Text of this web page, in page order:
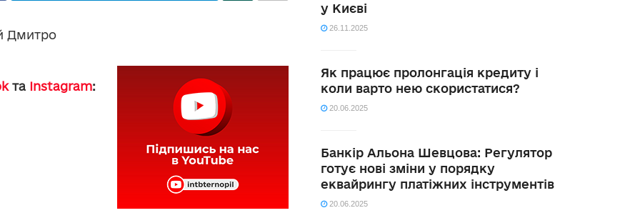
Дмитро
та Instagram:
у Києві
26.11.2025
Як працює пролонгація кредиту і
коли варто нею скористатися?
20.06.2025
Банкір Альона Шевцова: Регулятор
готує нові зміни у порядку
еквайрингу платіжних інструментів
20.06.2025